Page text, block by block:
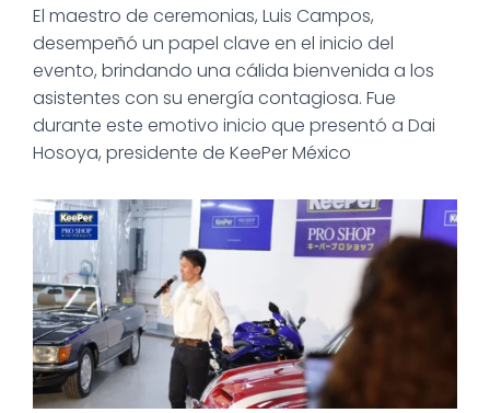
El maestro de ceremonias, Luis Campos,
desempeñó un papel clave en el inicio del
evento, brindando una cálida bienvenida a los
asistentes con su energía contagiosa. Fue
durante este emotivo inicio que presentó a Dai
Hosoya, presidente de KeePer México